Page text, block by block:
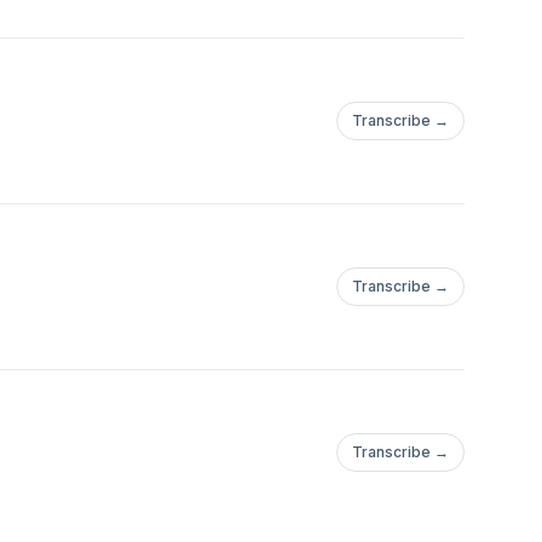
Transcribe →
Transcribe →
Transcribe →